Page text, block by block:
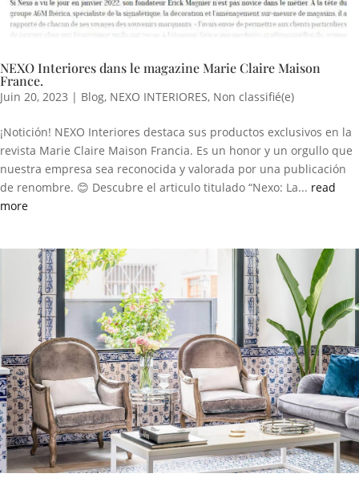
NEXO Interiores dans le magazine Marie Claire Maison
France.
Juin 20, 2023 | Blog, NEXO INTERIORES, Non classifié(e)
¡Notición! NEXO Interiores destaca sus productos exclusivos en la
revista Marie Claire Maison Francia. Es un honor y un orgullo que
nuestra empresa sea reconocida y valorada por una publicación
de renombre. 😊 Descubre el articulo titulado “Nexo: La... read
more